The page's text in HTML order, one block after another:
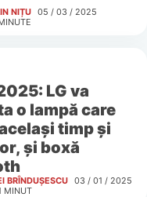
NIȚU 05 / 03 / 2025
LG va
o lampă care
timp și
și boxă
BRÎNDUȘESCU 03 / 01 / 2025
MINUT